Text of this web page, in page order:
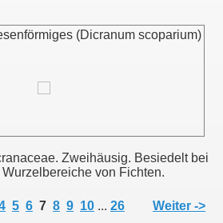
(Dicranum scoparium)
Zweihäusig. Besiedelt bei
von Fichten.
5 6 7 8 9 10 ... 26 Weiter ->